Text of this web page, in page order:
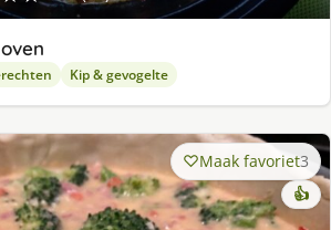
Kip & gevogelte
Maak favoriet3
👍